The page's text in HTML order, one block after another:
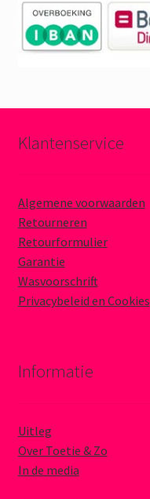
Klantenservice
Algemene voorwaarden
Retourneren
Retourformulier
Garantie
Wasvoorschrift
Privacybeleid en Cookies
Informatie
Uitleg
Over Toetie & Zo
In de media